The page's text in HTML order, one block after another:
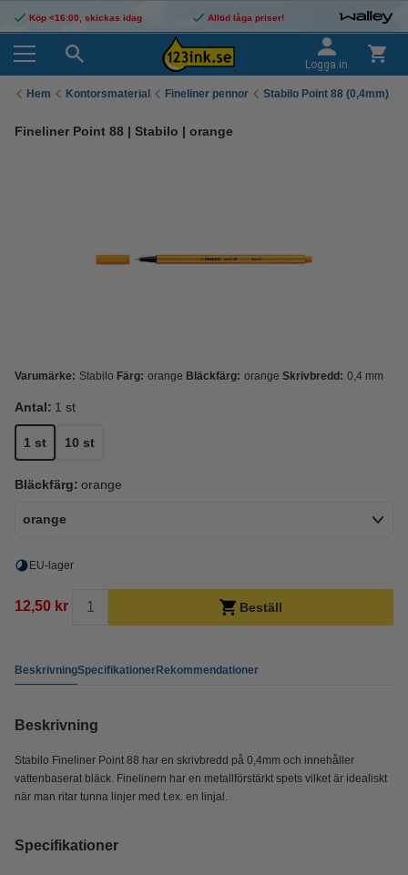
Köp <16:00, skickas idag Alltid låga priser!
Logga in
Hem Kontorsmaterial Fineliner pennor Stabilo Point 88 (0,4mm)
Fineliner Point 88 | Stabilo | orange
Varumärke: Stabilo Färg: orange Bläckfärg: orange Skrivbredd: 0,4 mm
Antal: 1 st
1 st 10 st
Bläckfärg: orange
orange
EU-lager
12,50 kr Beställ
BeskrivningSpecifikationerRekommendationer
Beskrivning
Stabilo Fineliner Point 88 har en skrivbredd på 0,4mm och innehåller
vattenbaserat bläck. Finelinern har en metallförstärkt spets vilket är idealiskt
när man ritar tunna linjer med t.ex. en linjal.
Specifikationer